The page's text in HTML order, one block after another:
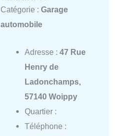
Catégorie : Garage
automobile
Adresse : 47 Rue
Henry de
Ladonchamps,
57140 Woippy
Quartier :
Téléphone :